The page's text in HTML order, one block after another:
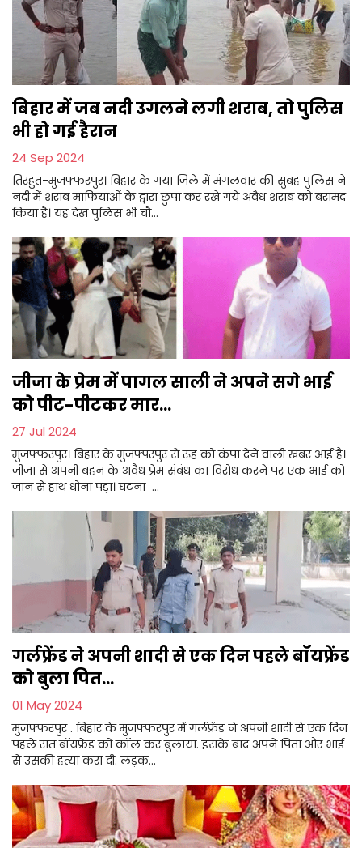
बिहार में जब नदी उगलने लगी शराब, तो पुलिस
भी हो गई हैरान
24 Sep 2024
तिरहुत-मुजफ्फरपुर। बिहार के गया जिले में मंगलवार की सुबह पुलिस ने
नदी में शराब माफियाओं के द्वारा छुपा कर रखे गये अवैध शराब को बरामद
किया है। यह देख पुलिस भी चौ...
जीजा के प्रेम में पागल साली ने अपने सगे भाई
को पीट-पीटकर मार...
27 Jul 2024
मुजफ्फरपुर। बिहार के मुजफ्परपुर से रूह को कंपा देने वाली खबर आई है।
जीजा से अपनी बहन के अवैध प्रेम संबंध का विरोध करने पर एक भाई को
जान से हाथ धोना पड़ा। घटना ...
गर्लफ्रेंड ने अपनी शादी से एक दिन पहले बॉयफ्रेंड
को बुला पित...
01 May 2024
मुजफ्फरपुर . बिहार के मुजफ्फरपुर में गर्लफ्रेंड ने अपनी शादी से एक दिन
पहले रात बॉयफ्रेंड को कॉल कर बुलाया. इसके बाद अपने पिता और भाई
से उसकी हत्या करा दी. लड़क...